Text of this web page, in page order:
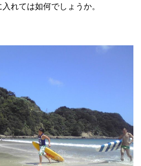
れては如何でしょうか。